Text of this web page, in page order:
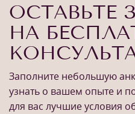
ОСТАВЬТЕ
НА
Заполните небольшую
узнать о вашем опыте и
для вас лучшие условия